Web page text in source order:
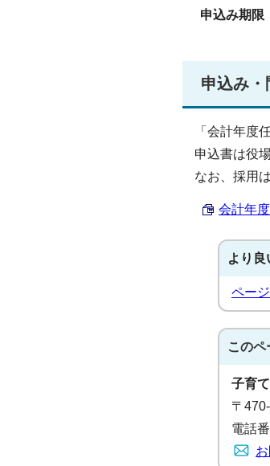
申込み期限
申込み・
「会計年度
申込書は役
なお、採用
会計年
より良
ペー
このペ
子育
〒
電話